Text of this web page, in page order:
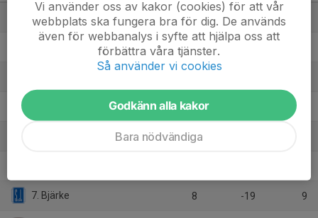
1. Säven/Hol 8 16
2. Trollhättans FK 8
4. Vänersborgs FK 9 10
8
7. Bjärke 8 -19 9
Vi använder oss av kakor (cookies) för att vår
webbplats ska fungera bra för dig. De används
även för webbanalys i syfte att hjälpa oss att
förbättra våra tjänster.
Så använder vi cookies
Godkänn alla kakor
Bara nödvändiga